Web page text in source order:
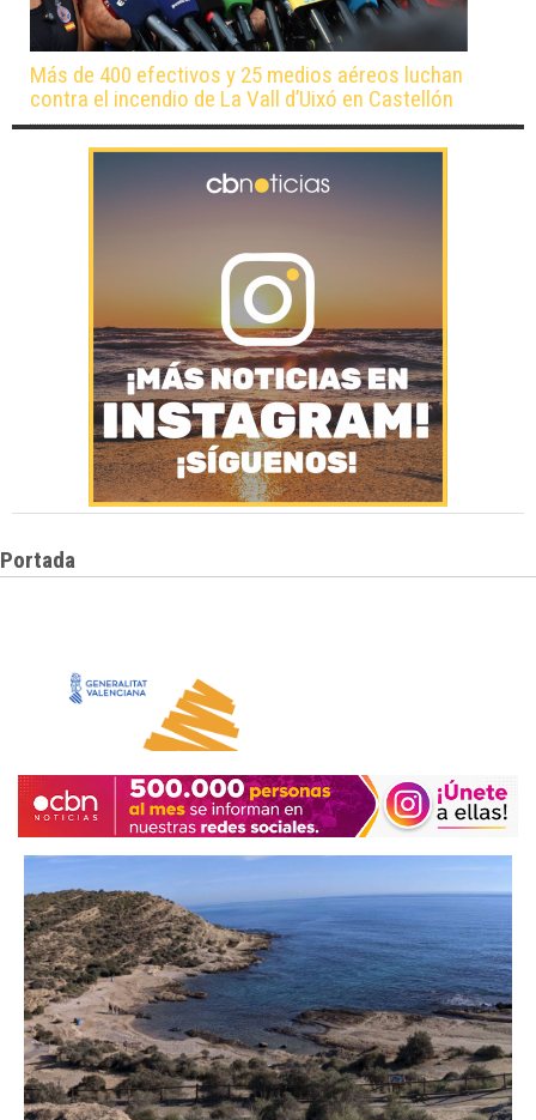
Más de 400 efectivos y 25 medios aéreos luchan
contra el incendio de La Vall d’Uixó en Castellón
Portada